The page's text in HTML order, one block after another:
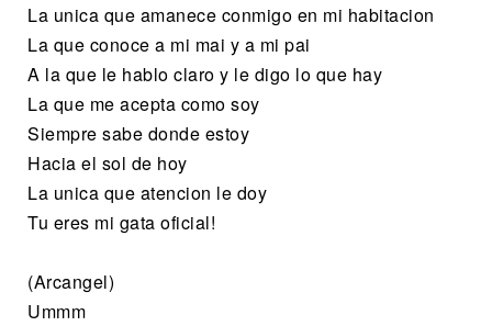
La unica que amanece conmigo en mi habitacion
La que conoce a mi mai y a mi pai
A la que le hablo claro y le digo lo que hay
La que me acepta como soy
Siempre sabe donde estoy
Hacia el sol de hoy
La unica que atencion le doy
Tu eres mi gata oficial!
(Arcangel)
Ummm